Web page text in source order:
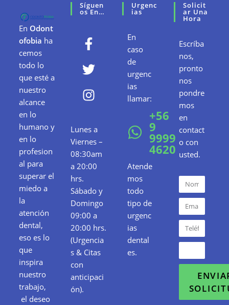
En Odont
ofobia ha
cemos
todo lo
que esté a
nuestro
alcance
en lo
humano y
en lo
profesion
al para
superar el
miedo a
la
atención
dental,
eso es lo
que
inspira
nuestro
trabajo,
el deseo
Síguen
Os En…
Lunes a
Viernes –
08:30am
a 20:00
hrs.
Sábado y
Domingo
09:00 a
20:00 hrs.
(Urgencia
s & Citas
con
anticipaci
ón).
Urgenc
Ias
En
caso
de
urgenc
ias
llamar:
+56
9
9999
4620
Atende
mos
todo
tipo de
urgenc
ias
dental
es.
Solicit
Ar Una
Hora
Escríba
nos,
pronto
nos
pondre
mos
en
contact
o con
usted.